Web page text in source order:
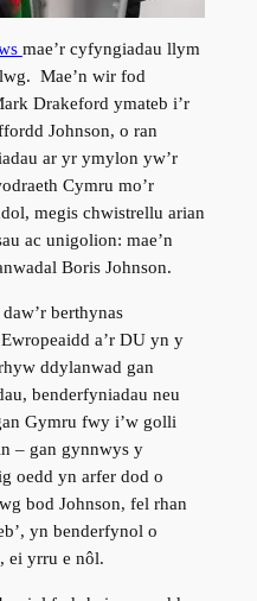
mae’r cyfyngiadau llym
Mae’n wir fod
Drakeford ymateb i’r
Johnson, o ran
ar yr ymylon yw’r
Cymru mo’r
megis chwistrellu arian
ac unigolion: mae’n
Boris Johnson.
berthynas
a’r DU yn y
ddylanwad gan
benderfyniadau neu
Gymru fwy i’w golli
– gan gynnwys y
oedd yn arfer dod o
bod Johnson, fel rhan
yn benderfynol o
ei yrru e nôl.